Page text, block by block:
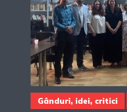
Gânduri, idei, critici